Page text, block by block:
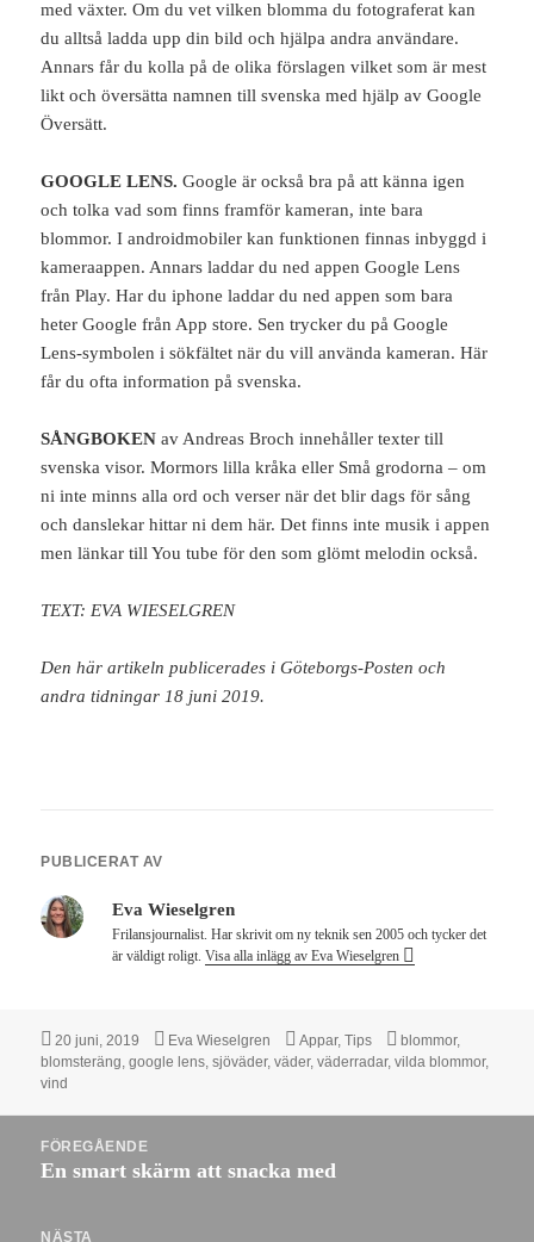
med växter. Om du vet vilken blomma du fotograferat kan
du alltså ladda upp din bild och hjälpa andra användare.
Annars får du kolla på de olika förslagen vilket som är mest
likt och översätta namnen till svenska med hjälp av Google
Översätt.
GOOGLE LENS. Google är också bra på att känna igen
och tolka vad som finns framför kameran, inte bara
blommor. I androidmobiler kan funktionen finnas inbyggd i
kameraappen. Annars laddar du ned appen Google Lens
från Play. Har du iphone laddar du ned appen som bara
heter Google från App store. Sen trycker du på Google
Lens-symbolen i sökfältet när du vill använda kameran. Här
får du ofta information på svenska.
SÅNGBOKEN av Andreas Broch innehåller texter till
svenska visor. Mormors lilla kråka eller Små grodorna – om
ni inte minns alla ord och verser när det blir dags för sång
och danslekar hittar ni dem här. Det finns inte musik i appen
men länkar till You tube för den som glömt melodin också.
TEXT: EVA WIESELGREN
Den här artikeln publicerades i Göteborgs-Posten och
andra tidningar 18 juni 2019.
PUBLICERAT AV
Eva Wieselgren
Frilansjournalist. Har skrivit om ny teknik sen 2005 och tycker det
är väldigt roligt.Visa alla inlägg av Eva Wieselgren
Postat
20 juni, 2019 Författare
Eva Wieselgren Kategorier
Appar,Tips Taggar
blommor,
blomsteräng,google lens,sjöväder,väder,väderradar,vilda blommor,
vind
FÖREGÅENDE
Föregående
En smart skärm att snacka med
NÄSTA